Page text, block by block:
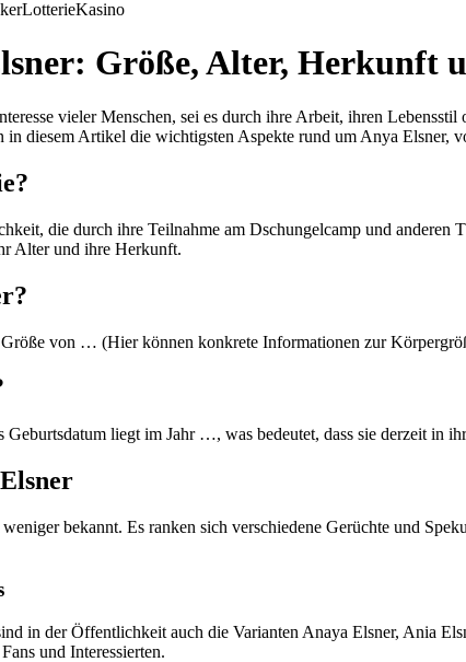
LotterieKasino
Größe, Alter, Herkunft
vieler Menschen, sei es durch ihre Arbeit, ihren
in diesem Artikel die wichtigsten Aspekte rund um Anya Elsner,
die durch ihre Teilnahme am Dschungelcamp und
Alter und ihre Herkunft.
Größe von … (Hier können konkrete Informationen zur
Geburtsdatum liegt im Jahr …, was bedeutet, dass sie derzeit in
bekannt. Es ranken sich verschiedene Gerüchte und
in der Öffentlichkeit auch die Varianten Anaya Elsner, Ania
und Interessierten.